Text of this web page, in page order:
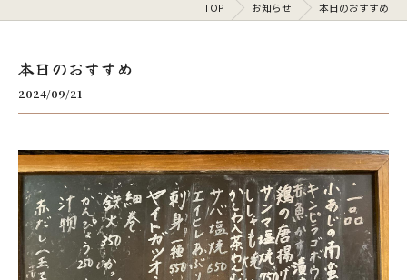
TOP お知らせ 本日のおすすめ
本日のおすすめ
2024/09/21